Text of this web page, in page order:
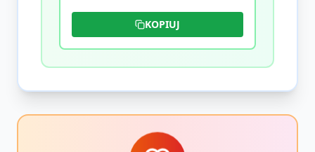
KOPIUJ